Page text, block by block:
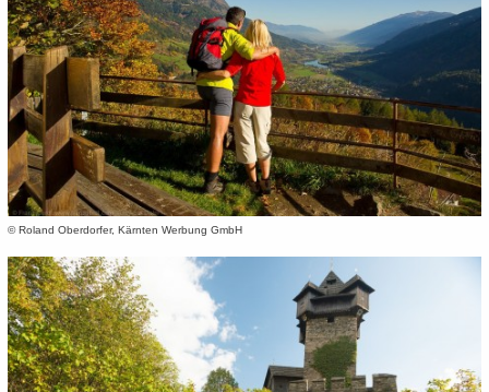
© Roland Oberdorfer, Kärnten Werbung GmbH